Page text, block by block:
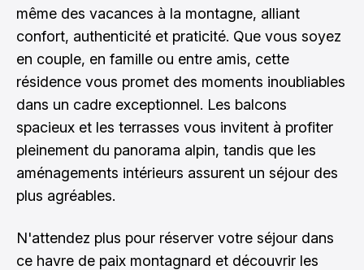
même des vacances à la montagne, alliant
confort, authenticité et praticité. Que vous soyez
en couple, en famille ou entre amis, cette
résidence vous promet des moments inoubliables
dans un cadre exceptionnel. Les balcons
spacieux et les terrasses vous invitent à profiter
pleinement du panorama alpin, tandis que les
aménagements intérieurs assurent un séjour des
plus agréables.
N'attendez plus pour réserver votre séjour dans
ce havre de paix montagnard et découvrir les